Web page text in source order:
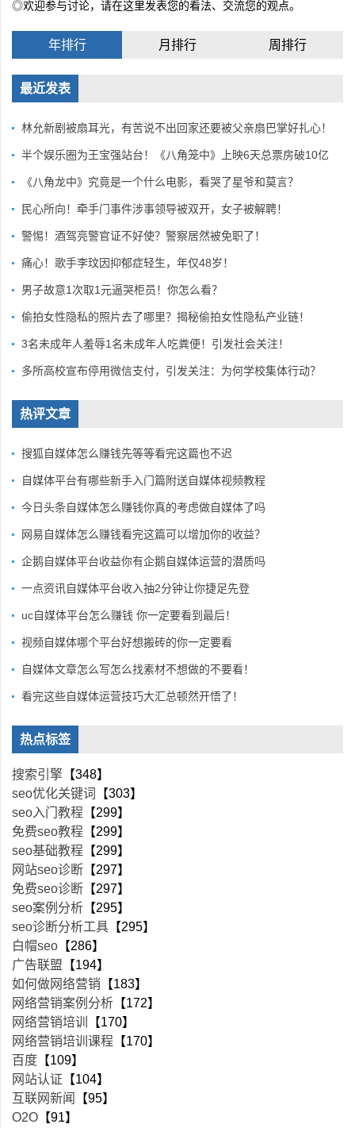
◎欢迎参与讨论，请在这里发表您的看法、交流您的观点。
年排行 月排行 周排行
最近发表
林允新剧被扇耳光，有苦说不出回家还要被父亲扇巴掌好扎心！
半个娱乐圈为王宝强站台！《八角笼中》上映6天总票房破10亿
《八角龙中》究竟是一个什么电影，看哭了星爷和莫言？
民心所向！牵手门事件涉事领导被双开，女子被解聘！
警惕！酒驾亮警官证不好使？警察居然被免职了！
痛心！歌手李玟因抑郁症轻生，年仅48岁！
男子故意1次取1元逼哭柜员！你怎么看？
偷拍女性隐私的照片去了哪里？揭秘偷拍女性隐私产业链！
3名未成年人羞辱1名未成年人吃粪便！引发社会关注！
多所高校宣布停用微信支付，引发关注：为何学校集体行动？
热评文章
搜狐自媒体怎么赚钱先等等看完这篇也不迟
自媒体平台有哪些新手入门篇附送自媒体视频教程
今日头条自媒体怎么赚钱你真的考虑做自媒体了吗
网易自媒体怎么赚钱看完这篇可以增加你的收益？
企鹅自媒体平台收益你有企鹅自媒体运营的潜质吗
一点资讯自媒体平台收入抽2分钟让你捷足先登
uc自媒体平台怎么赚钱 你一定要看到最后！
视频自媒体哪个平台好想搬砖的你一定要看
自媒体文章怎么写怎么找素材不想做的不要看！
看完这些自媒体运营技巧大汇总顿然开悟了！
热点标签
搜索引擎 【348】
seo优化关键词
【303】
seo入门教程 【299】
免费seo教程 【299】
seo基础教程 【299】
网站seo诊断 【297】
免费seo诊断 【297】
seo案例分析 【295】
seo诊断分析工具 【295】
白帽seo 【286】
广告联盟 【194】
如何做网络营销 【183】
网络营销案例分析 【172】
网络营销培训
【170】
网络营销培训课程 【170】
百度 【109】
网站认证 【104】
互联网新闻
【95】
O2O 【91】